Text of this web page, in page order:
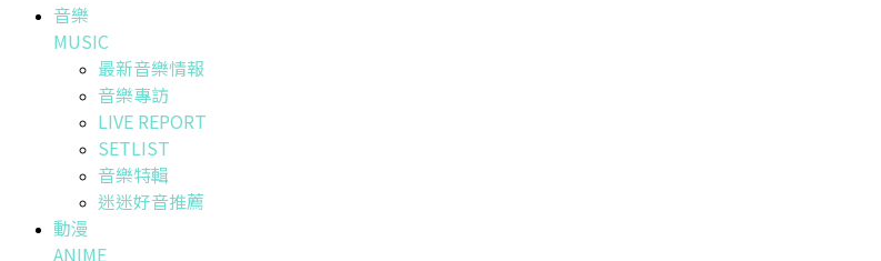
音樂
MUSIC
最新音樂情報
音樂專訪
LIVE REPORT
SETLIST
音樂特輯
迷迷好音推薦
動漫
ANIME